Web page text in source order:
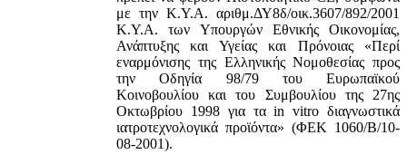
με την Κ.Υ.Α. αριθμ.ΔΥ8δ/οικ.3607/892/2001
Κ.Υ.Α. των Υπουργών Εθνικής Οικονομίας,
Ανάπτυξης και Υγείας και Πρόνοιας «Περί
εναρμόνισης της Ελληνικής Νομοθεσίας προς
την Οδηγία 98/79 του Ευρωπαϊκού
Κοινοβουλίου και του Συμβουλίου της 27ης
Οκτωβρίου 1998 για τα in vitro διαγνωστικά
ιατροτεχνολογικά προϊόντα» (ΦΕΚ 1060/Β/10-
08-2001).